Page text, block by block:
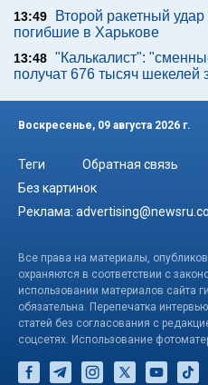
13:49
Второй ракетный
погибшие в Харькове
13:48 "Калькалист":
получат 676 тысяч шекелей
Воскресенье, 09 августа 2026 г.
Теги Обратная связь
Без картинок
Реклама:
Все права на материалы,
охраняются в соответствии с
использовании материалов сайта
обязательна. Перепечатка
статей без согласования с
соцсетях. Использование